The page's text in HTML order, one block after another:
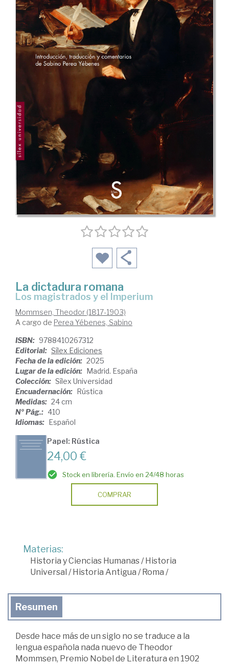
La dictadura romana
Los magistrados y el Imperium
Mommsen, Theodor (1817-1903)
A cargo de Perea Yébenes, Sabino
ISBN: 9788410267312
Editorial: Sílex Ediciones
Fecha de la edición: 2025
Lugar de la edición: Madrid. España
Colección: Sílex Universidad
Encuadernación: Rústica
Medidas: 24 cm
Nº Pág.: 410
Idiomas: Español
Papel: Rústica
24,00 €
Stock en librería. Envío en 24/48 horas
COMPRAR
Materias:
Historia y Ciencias Humanas/Historia
Universal /Historia Antigua /Roma /
Resumen
Desde hace más de un siglo no se traduce a la
lengua española nada nuevo de Theodor
Mommsen, Premio Nobel de Literatura en 1902